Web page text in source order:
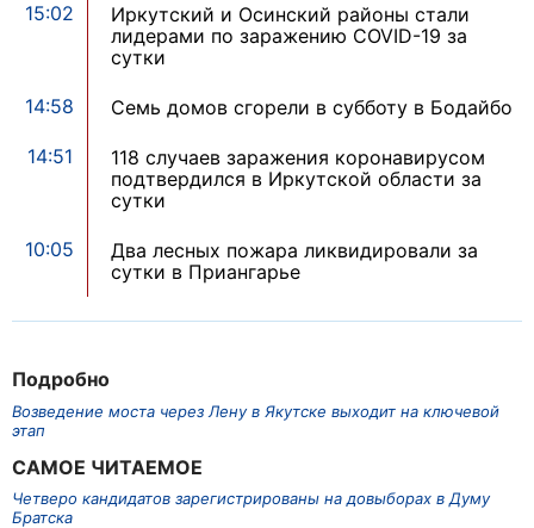
Подробно
Возведение моста через Лену в Якутске выходит на ключевой
этап
САМОЕ ЧИТАЕМОЕ
Четверо кандидатов зарегистрированы на довыборах в Думу
Братска
15:02
Иркутский и Осинский районы стали
лидерами по заражению COVID-19 за
сутки
14:58 Семь домов сгорели в субботу в Бодайбо
14:51
118 случаев заражения коронавирусом
подтвердился в Иркутской области за
сутки
10:05
Два лесных пожара ликвидировали за
сутки в Приангарье